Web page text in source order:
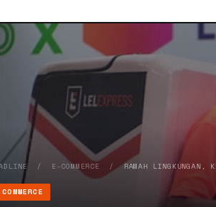
/ E-COMMERCE /RAMAH LINGKUNGAN,